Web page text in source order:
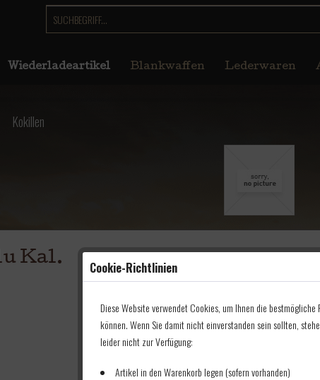
Wiederladeartikel Blankwaffen Lederwaren
Kokillen
Kal. Cookie-Richtlinien
Diese Website verwendet Cookies, um Ihnen die
können. Wenn Sie damit nicht einverstanden sein sollten,
leider nicht zur Verfügung:
Artikel in den Warenkorb legen (sofern vorhanden)